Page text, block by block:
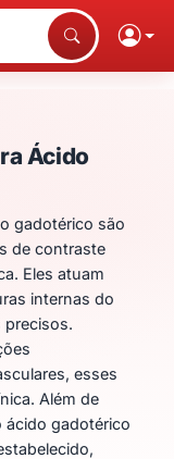
para
Ácido
gadotérico são
de contraste
Eles atuam
internas do
esses
Além de
ácido gadotérico